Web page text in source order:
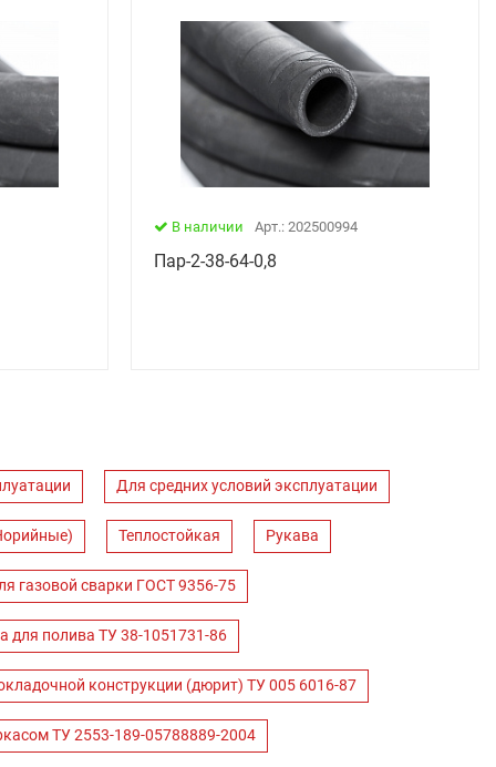
В наличии Арт.: 202500994
Пар-2-38-64-0,8
Для средних условий эксплуатации
Теплостойкая Рукава
газовой сварки ГОСТ 9356-75
для полива ТУ 38-1051731-86
конструкции (дюрит) ТУ 005 6016-87
ТУ 2553-189-05788889-2004